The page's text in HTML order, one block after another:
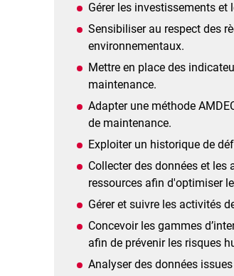
Gérer les investissements et
Sensibiliser au respect des
environnementaux.
Mettre en place des
maintenance.
Adapter une méthode
de maintenance.
Exploiter un historique de
Collecter des données et
ressources afin d'optimiser
Gérer et suivre les activités
Concevoir les gammes
afin de prévenir les risques
Analyser des données